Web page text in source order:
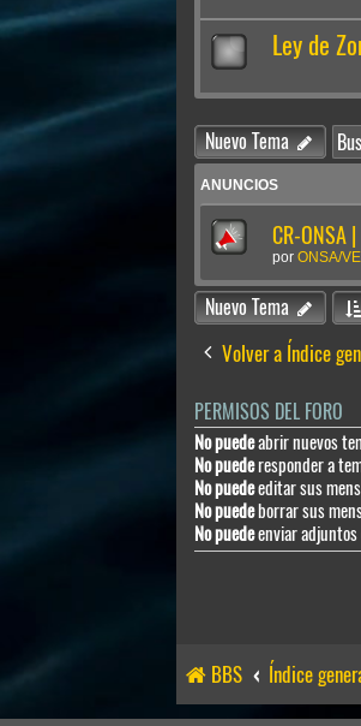
Ley de
Nuevo Tema
ANUNCIOS
CR-ONSA
por ONSA/VE
Nuevo Tema
Volver a Índice
PERMISOS DEL FORO
No puedeabrir nuevos
No puederesponder a
No puedeeditar sus
No puedeborrar sus
No puedeenviar adjuntos
BBS Índice